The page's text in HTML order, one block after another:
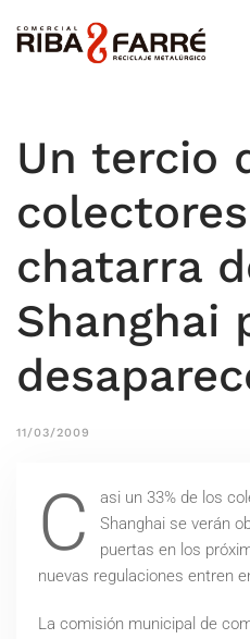
Un tercio
chatarra
Shanghai
11/03/2009
C
asi un 33% de los
Shanghai se verán
puertas en los
nuevas regulaciones entren
La comisión municipal de